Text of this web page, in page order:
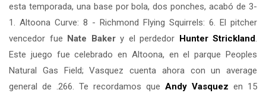
esta temporada, una base por bola, dos ponches, acabó de 3-
1. Altoona Curve: 8 - Richmond Flying Squirrels: 6. El pitcher
vencedor fue Nate Bakery el perdedor Hunter Strickland.
Este juego fue celebrado en Altoona, en el parque Peoples
Natural Gas Field; Vasquez cuenta ahora con un average
general de .266. Te recordamos que Andy Vasquez en 15